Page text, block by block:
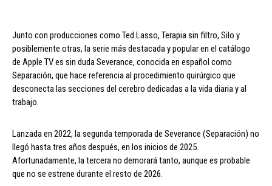
Junto con producciones como Ted Lasso, Terapia sin filtro, Silo y
posiblemente otras, la serie más destacada y popular en el catálogo
de Apple TV es sin duda Severance, conocida en español como
Separación, que hace referencia al procedimiento quirúrgico que
desconecta las secciones del cerebro dedicadas a la vida diaria y al
trabajo.
Lanzada en 2022, la segunda temporada de Severance (Separación) no
llegó hasta tres años después, en los inicios de 2025.
Afortunadamente, la tercera no demorará tanto, aunque es probable
que no se estrene durante el resto de 2026.